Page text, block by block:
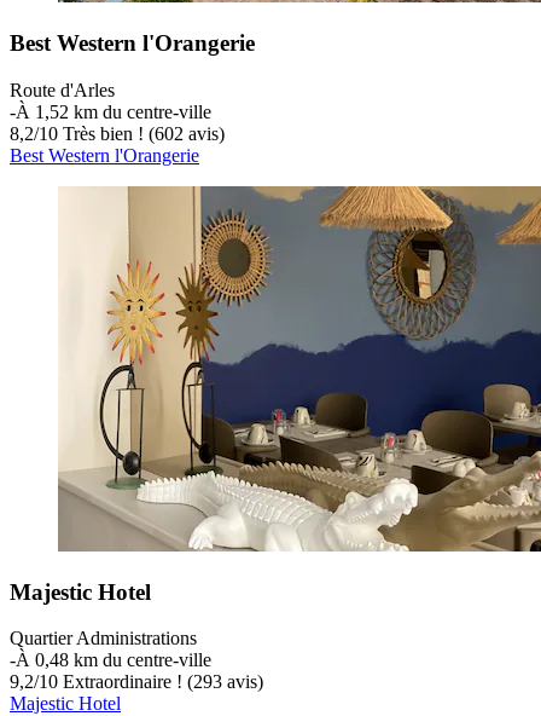
Best Western l'Orangerie
Route d'Arles
‐À 1,52 km du centre-ville
8,2/10 Très bien ! (602 avis)
Best Western l'Orangerie
Majestic Hotel
Quartier Administrations
‐À 0,48 km du centre-ville
9,2/10 Extraordinaire ! (293 avis)
Majestic Hotel